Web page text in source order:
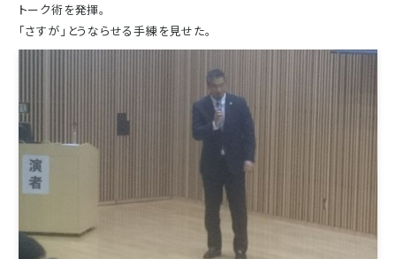
トーク術を発揮。
「さすが」とうならせる手練を見せた。